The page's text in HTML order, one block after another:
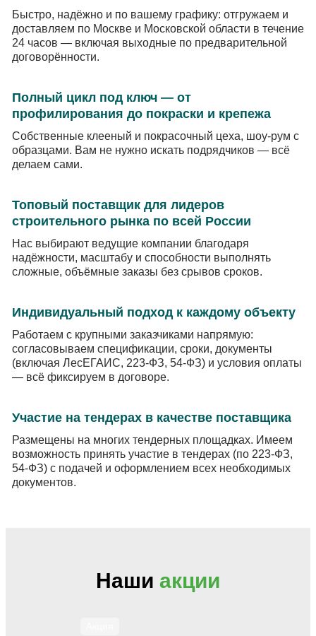
Быстро, надёжно и по вашему графику: отгружаем и
доставляем по Москве и Московской области в течение
24 часов — включая выходные по предварительной
договорённости.
Полный цикл под ключ — от
профилирования до покраски и крепежа
Собственные клееный и покрасочный цеха, шоу-рум с
образцами. Вам не нужно искать подрядчиков — всё
делаем сами.
Топовый поставщик для лидеров
строительного рынка по всей России
Нас выбирают ведущие компании благодаря
надёжности, масштабу и способности выполнять
сложные, объёмные заказы без срывов сроков.
Индивидуальный подход к каждому объекту
Работаем с крупными заказчиками напрямую:
согласовываем спецификации, сроки, документы
(включая ЛесЕГАИС, 223-ФЗ, 54-ФЗ) и условия оплаты
— всё фиксируем в договоре.
Участие на тендерах в качестве поставщика
Размещены на многих тендерных площадках. Имеем
возможность принять участие в тендерах (по 223-ФЗ,
54-ФЗ) с подачей и оформлением всех необходимых
документов.
Наши акции